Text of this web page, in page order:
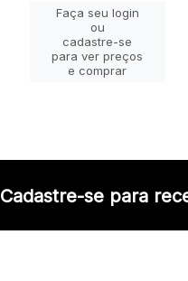
Faça seu login
ou
cadastre-se
para ver preços
e comprar
Cadastre-se para